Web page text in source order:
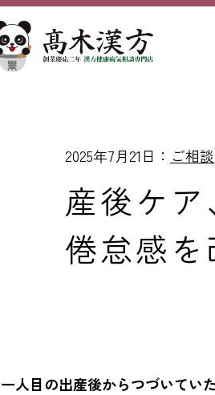
2025年7月21日： ご相談
産後ケ
倦怠感
一人目の出産後からつづいてい